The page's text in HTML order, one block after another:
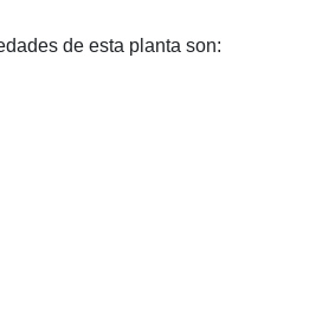
de esta planta son: